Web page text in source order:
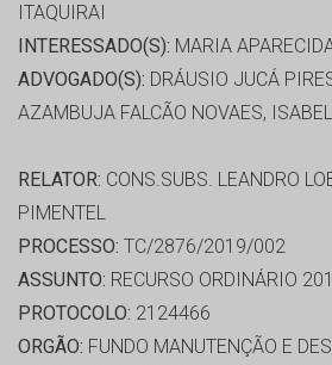
ITAQUIRAI
INTERESSADO(S): MARIA
ADVOGADO(S): DRÁUSIO JUCÁ
AZAMBUJA FALCÃO NOVAES,
RELATOR: CONS.SUBS. LEANDRO
PIMENTEL
PROCESSO: TC/2876/2019/002
ASSUNTO: RECURSO ORDINÁRIO
PROTOCOLO: 2124466
ORGÃO: FUNDO MANUTENÇÃO E